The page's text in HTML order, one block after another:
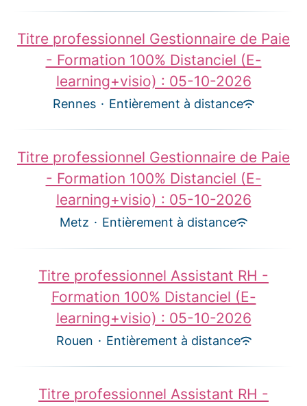
Titre professionnel Gestionnaire de Paie
- Formation 100% Distanciel (E-
learning+visio) : 05-10-2026
Rennes · Entièrement à distance
Titre professionnel Gestionnaire de Paie
- Formation 100% Distanciel (E-
learning+visio) : 05-10-2026
Metz · Entièrement à distance
Titre professionnel Assistant RH -
Formation 100% Distanciel (E-
learning+visio) : 05-10-2026
Rouen · Entièrement à distance
Titre professionnel Assistant RH -